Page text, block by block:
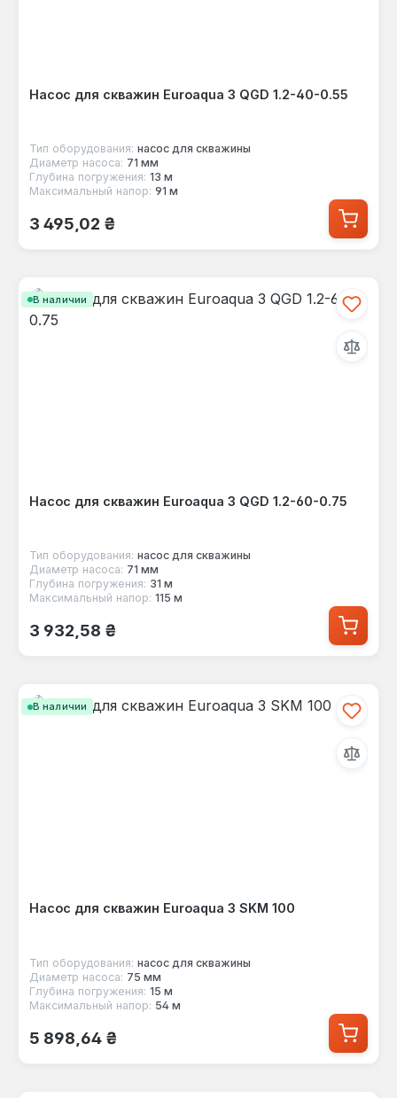
Насос для скважин Euroaqua 3 QGD 1.2-40-0.55
Тип оборудования: насос для скважины
Диаметр насоса: 71 мм
Глубина погружения: 13 м
Максимальный напор: 91 м
Обычная цена:
3 495,02 ₴
В наличии
Насос для скважин Euroaqua 3 QGD 1.2-60-0.75
Тип оборудования: насос для скважины
Диаметр насоса: 71 мм
Глубина погружения: 31 м
Максимальный напор: 115 м
Обычная цена:
3 932,58 ₴
В наличии
Насос для скважин Euroaqua 3 SKM 100
Тип оборудования: насос для скважины
Диаметр насоса: 75 мм
Глубина погружения: 15 м
Максимальный напор: 54 м
Обычная цена:
5 898,64 ₴